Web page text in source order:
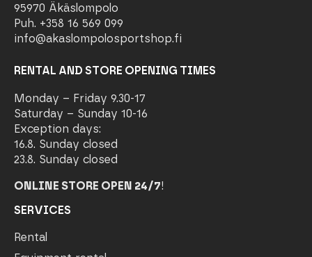
95970 Äkäslompolo
Puh. +358 16 569 099
info@akaslompolosportshop.fi
RENTAL AND STORE OPENING TIMES
Monday – Friday 9.30-17
Saturday – Sunday 10-16
Exception days:
16.8. Sunday closed
23.8. Sunday closed
ONLINE STORE OPEN 24/7!
SERVICES
Rental